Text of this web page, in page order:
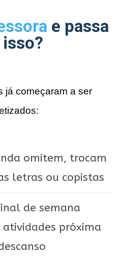
e passa
já começaram a ser
omitem, trocam
letras ou copistas
de semana
próxima